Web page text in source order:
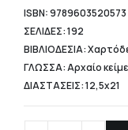
ISBN: 9789603520573
ΣΕΛΙΔΕΣ: 192
ΒΙΒΛΙΟΔΕΣΙΑ:
ΓΛΩΣΣΑ: Αρχαίο
ΔΙΑΣΤΑΣΕΙΣ: 12,5x21